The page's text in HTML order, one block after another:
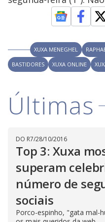
i
XUXA MENEGHEL
BASTIDORES
XUXA ONLINE
Últimas
DO R7/28/10/2016
Top 3: Xuxa
superam
número de
sociais
Porco-espinho, "gata mal-